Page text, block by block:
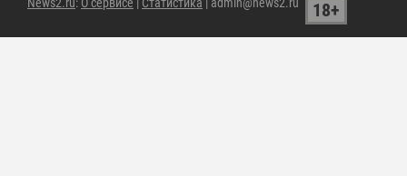
News2.ru: О сервисе | Статистика | admin@news2.ru 18+